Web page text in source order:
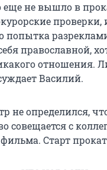
не вышло в
проверки,
попытка
православной,
отношения.
Василий.
не определился,
совещается с
Старт